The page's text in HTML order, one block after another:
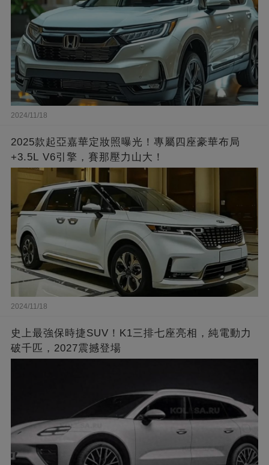
2024/11/18
2025款起亞嘉華定妝照曝光！專屬四座豪華布局
+3.5L V6引擎，賽那壓力山大！
2024/11/18
史上最強保時捷SUV！K1三排七座亮相，純電動力
破千匹，2027震撼登場